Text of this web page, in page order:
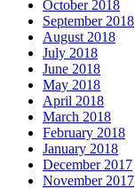
October 2018
September 2018
August 2018
July 2018
June 2018
May 2018
April 2018
March 2018
February 2018
January 2018
December 2017
November 2017